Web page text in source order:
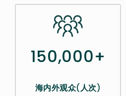
150,000+
海内外观众(人次)